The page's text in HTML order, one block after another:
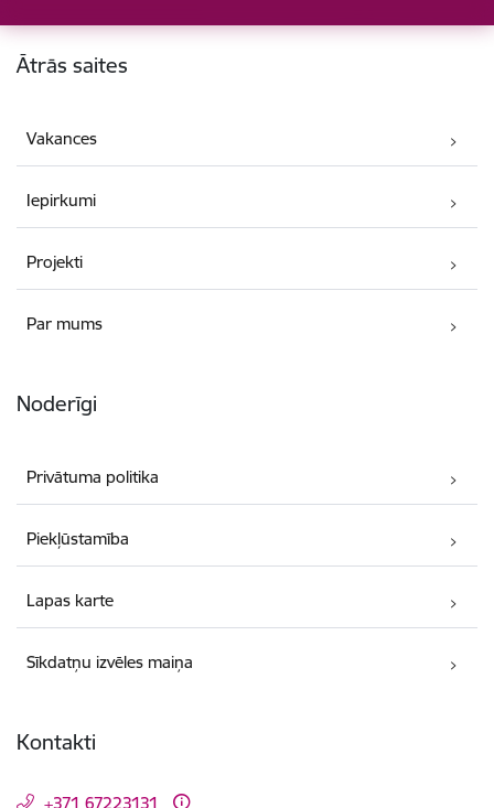
Kājene
Ātrās saites
Vakances
Iepirkumi
Projekti
Par mums
Noderīgi
Privātuma politika
Piekļūstamība
Lapas karte
Sīkdatņu izvēles maiņa
Kontakti
+371 67223131